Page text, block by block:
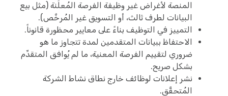
المنصة لأغراض غير وظيفة الفرصة المُعلَنة (مثل بيع
البيانات لطرف ثالث، أو التسويق غير المُرخَّص).
التمييز في التوظيف بناءً على معايير محظورة قانوناً.
الاحتفاظ ببيانات المتقدمين لمدة تتجاوز ما هو
ضروري لتقييم الفرصة المعنية، ما لم يُوافق المتقدِّم
بشكل صريح.
نشر إعلانات لوظائف خارج نطاق نشاط الشركة
المُتحقَّق.